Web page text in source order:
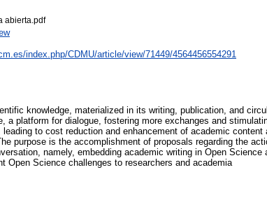
abierta.pdf
index.php/CDMU/article/view/71449/4564456554291
knowledge, materialized in its writing, publication, and
a platform for dialogue, fostering more exchanges and
to cost reduction and enhancement of academic content
purpose is the accomplishment of proposals regarding the
namely, embedding academic writing in Open Science
Open Science challenges to researchers and academia